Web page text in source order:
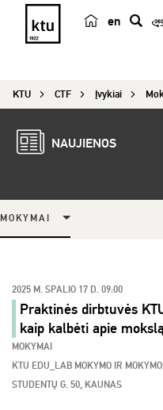
en
e
KTU CTF Įvykiai
NAUJIENOS
MOKYMAI
2025 M. SPALIO 17 D. 09:00
Praktinės dirbtuvės
kaip kalbėti apie
MOKYMAI
KTU EDU_LAB MOKYMO IR
STUDENTŲ G. 50, KAUNAS